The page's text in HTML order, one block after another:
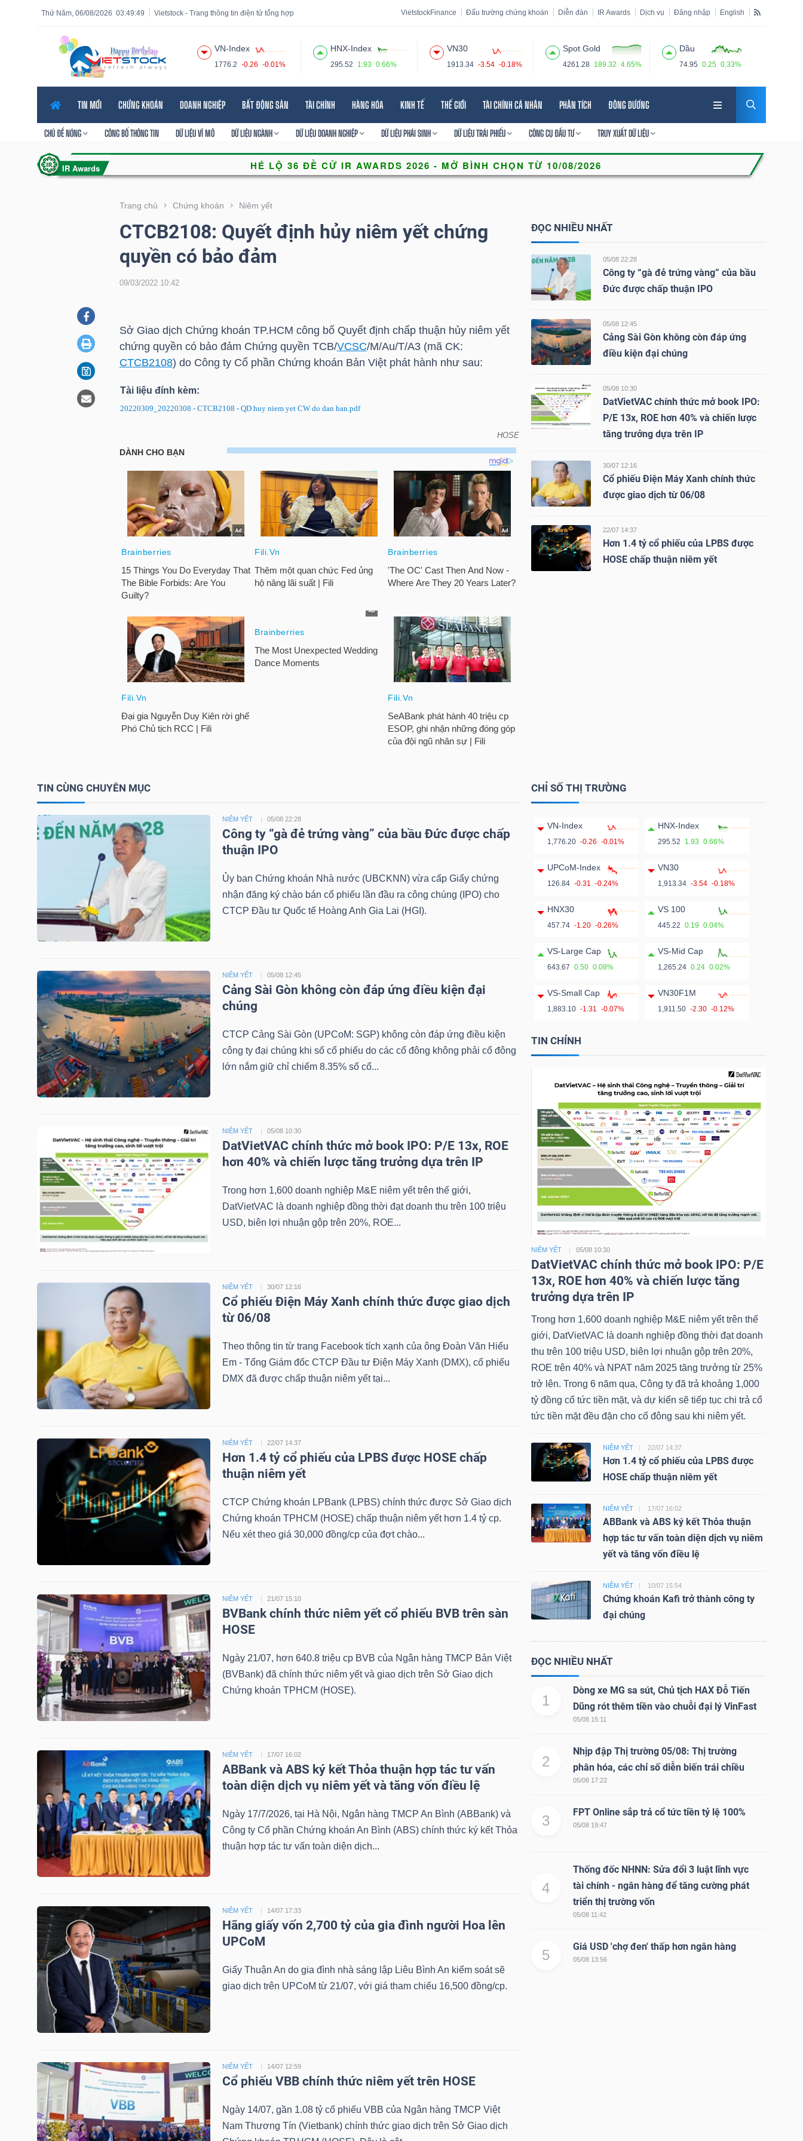
03:49:51
Thứ Năm, 06/08/2026 Vietstock - Trang thông tin điện tử tổng hợp VietstockFinance Đấu trường chứng khoán Diễn đàn IR Awards Dịch vụ Đăng nhập English
VN-Index
1776.2 -0.26 -0.01%
HNX-Index
295.52 1.93 0.66%
VN30
1913.34 -3.54 -0.18%
Spot Gold
4261.28 189.32 4.65%
Dầu
74.95 0.25 0.33%
TIN MỚI CHỨNG KHOÁN DOANH NGHIỆP BẤT ĐỘNG SẢN TÀI CHÍNH HÀNG HÓA KINH TẾ THẾ GIỚI TÀI CHÍNH CÁ NHÂN PHÂN TÍCH ĐÔNG DƯƠNG
CHỦ ĐỀ NÓNG CÔNG BỐ THÔNG TIN DỮ LIỆU VĨ MÔ DỮ LIỆU NGÀNH DỮ LIỆU DOANH NGHIỆP DỮ LIỆU PHÁI SINH DỮ LIỆU TRÁI PHIẾU CÔNG CỤ ĐẦU TƯ TRUY XUẤT DỮ LIỆU
Trang chủ Chứng khoán Niêm yết
CTCB2108: Quyết định hủy niêm yết chứng
quyền có bảo đảm
09/03/2022 10:42
Sở Giao dịch Chứng khoán TP.HCM công bố Quyết định chấp thuận hủy niêm yết
chứng quyền có bảo đảm Chứng quyền TCB/VCSC/M/Au/T/A3 (mã CK:
CTCB2108) do Công ty Cổ phần Chứng khoán Bản Việt phát hành như sau:
Tài liệu đính kèm:
20220309_20220308 - CTCB2108 - QD huy niem yet CW do dan han.pdf
HOSE
CTCB2108: Quyết định hủy niêm yết chứng quyền có bảo đảm
ĐỌC NHIỀU NHẤT
05/08 22:28
Công ty “gà đẻ trứng vàng” của bầu
Đức được chấp thuận IPO
05/08 12:45
Cảng Sài Gòn không còn đáp ứng
điều kiện đại chúng
05/08 10:30
DatVietVAC chính thức mở book IPO:
P/E 13x, ROE hơn 40% và chiến lược
tăng trưởng dựa trên IP
30/07 12:16
Cổ phiếu Điện Máy Xanh chính thức
được giao dịch từ 06/08
22/07 14:37
Hơn 1.4 tỷ cổ phiếu của LPBS được
HOSE chấp thuận niêm yết
TIN CÙNG CHUYÊN MỤC
NIÊM YẾT 05/08 22:28
Công ty “gà đẻ trứng vàng” của bầu Đức được chấp
thuận IPO
Ủy ban Chứng khoán Nhà nước (UBCKNN) vừa cấp Giấy chứng
nhận đăng ký chào bán cổ phiếu lần đầu ra công chúng (IPO) cho
CTCP Đầu tư Quốc tế Hoàng Anh Gia Lai (HGI).
NIÊM YẾT 05/08 12:45
Cảng Sài Gòn không còn đáp ứng điều kiện đại
chúng
CTCP Cảng Sài Gòn (UPCoM: SGP) không còn đáp ứng điều kiện
công ty đại chúng khi số cổ phiếu do các cổ đông không phải cổ đông
lớn nắm giữ chỉ chiếm 8.35% số cổ...
NIÊM YẾT 05/08 10:30
DatVietVAC chính thức mở book IPO: P/E 13x, ROE
hơn 40% và chiến lược tăng trưởng dựa trên IP
Trong hơn 1,600 doanh nghiệp M&E niêm yết trên thế giới,
DatVietVAC là doanh nghiệp đồng thời đạt doanh thu trên 100 triệu
USD, biên lợi nhuận gộp trên 20%, ROE...
NIÊM YẾT 30/07 12:16
Cổ phiếu Điện Máy Xanh chính thức được giao dịch
từ 06/08
Theo thông tin từ trang Facebook tích xanh của ông Đoàn Văn Hiểu
Em - Tổng Giám đốc CTCP Đầu tư Điện Máy Xanh (DMX), cổ phiếu
DMX đã được chấp thuận niêm yết tại...
NIÊM YẾT 22/07 14:37
Hơn 1.4 tỷ cổ phiếu của LPBS được HOSE chấp
thuận niêm yết
CTCP Chứng khoán LPBank (LPBS) chính thức được Sở Giao dịch
Chứng khoán TPHCM (HOSE) chấp thuận niêm yết hơn 1.4 tỷ cp.
Nếu xét theo giá 30,000 đồng/cp của đợt chào...
NIÊM YẾT 21/07 15:10
BVBank chính thức niêm yết cổ phiếu BVB trên sàn
HOSE
Ngày 21/07, hơn 640.8 triệu cp BVB của Ngân hàng TMCP Bản Việt
(BVBank) đã chính thức niêm yết và giao dịch trên Sở Giao dịch
Chứng khoán TPHCM (HOSE).
NIÊM YẾT 17/07 16:02
ABBank và ABS ký kết Thỏa thuận hợp tác tư vấn
toàn diện dịch vụ niêm yết và tăng vốn điều lệ
Ngày 17/7/2026, tại Hà Nội, Ngân hàng TMCP An Bình (ABBank) và
Công ty Cổ phần Chứng khoán An Bình (ABS) chính thức ký kết Thỏa
thuận hợp tác tư vấn toàn diện dịch...
NIÊM YẾT 14/07 17:33
Hãng giấy vốn 2,700 tỷ của gia đình người Hoa lên
UPCoM
Giấy Thuận An do gia đình nhà sáng lập Liêu Bình An kiểm soát sẽ
giao dịch trên UPCoM từ 21/07, với giá tham chiếu 16,500 đồng/cp.
NIÊM YẾT 14/07 12:59
Cổ phiếu VBB chính thức niêm yết trên HOSE
Ngày 14/07, gần 1.08 tỷ cổ phiếu VBB của Ngân hàng TMCP Việt
Nam Thương Tín (Vietbank) chính thức giao dịch trên Sở Giao dịch
CHỈ SỐ THỊ TRƯỜNG
VN-Index
1,776.20 -0.26 -0.01%
HNX-Index
295.52 1.93 0.66%
UPCoM-Index
126.84 -0.31 -0.24%
VN30
1,913.34 -3.54 -0.18%
HNX30
457.74 -1.20 -0.26%
VS 100
445.22 0.19 0.04%
VS-Large Cap
643.67 0.50 0.08%
VS-Mid Cap
1,265.24 0.24 0.02%
VS-Small Cap
1,883.10 -1.31 -0.07%
VN30F1M
1,911.50 -2.30 -0.12%
TIN CHÍNH
NIÊM YẾT 05/08 10:30
DatVietVAC chính thức mở book IPO: P/E
13x, ROE hơn 40% và chiến lược tăng
trưởng dựa trên IP
Trong hơn 1,600 doanh nghiệp M&E niêm yết trên thế
giới, DatVietVAC là doanh nghiệp đồng thời đạt doanh
thu trên 100 triệu USD, biên lợi nhuận gộp trên 20%,
ROE trên 40% và NPAT năm 2025 tăng trưởng từ 25%
trở lên. Trong 6 năm qua, Công ty đã trả khoảng 1,000
tỷ đồng cổ tức tiền mặt, và dự kiến sẽ tiếp tục chi trả cổ
tức tiền mặt đều đặn cho cổ đông sau khi niêm yết.
NIÊM YẾT 22/07 14:37
Hơn 1.4 tỷ cổ phiếu của LPBS được
HOSE chấp thuận niêm yết
NIÊM YẾT 17/07 16:02
ABBank và ABS ký kết Thỏa thuận
hợp tác tư vấn toàn diện dịch vụ niêm
yết và tăng vốn điều lệ
NIÊM YẾT 10/07 15:54
Chứng khoán Kafi trở thành công ty
đại chúng
ĐỌC NHIỀU NHẤT
1
Dòng xe MG sa sút, Chủ tịch HAX Đỗ Tiến
Dũng rót thêm tiền vào chuỗi đại lý VinFast
05/08 15:11
2
Nhịp đập Thị trường 05/08: Thị trường
phân hóa, các chỉ số diễn biến trái chiều
05/08 17:22
3
FPT Online sắp trả cổ tức tiền tỷ lệ 100%
05/08 19:47
4
Thống đốc NHNN: Sửa đổi 3 luật lĩnh vực
tài chính - ngân hàng để tăng cường phát
triển thị trường vốn
05/08 11:42
5
Giá USD 'chợ đen' thấp hơn ngân hàng
05/08 13:56
Tính năng
năng
VIETSTOCK
VIETSTOCKFINANCE
MÔ
DOANH
NGHIỆP
SINH
PHIẾU
TRUY
LIỆU
Ngành
SECTOR
NĂNG
LƯỢNG
LIỆU
CÔNG
NGHIỆP
DÙNG
KHÔNG
THIẾT